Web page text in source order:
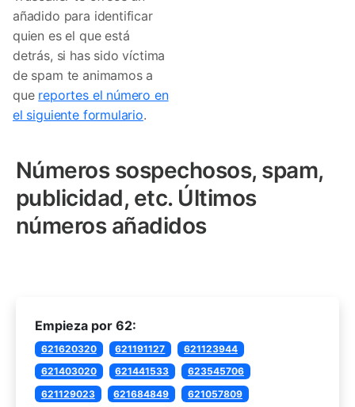
añadido para identificar
quien es el que está
detrás, si has sido víctima
de spam te animamos a
que reportes el número en
el siguiente formulario.
Números sospechosos, spam,
publicidad, etc. Últimos
números añadidos
Empieza por 62:
621620320 621191127
621123944
621403020
621441533
623545706
621129023
621684849
621057809